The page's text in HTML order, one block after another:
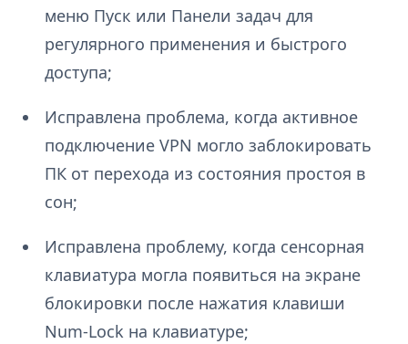
меню Пуск или Панели задач для
регулярного применения и быстрого
доступа;
Исправлена проблема, когда активное
подключение VPN могло заблокировать
ПК от перехода из состояния простоя в
сон;
Исправлена проблему, когда сенсорная
клавиатура могла появиться на экране
блокировки после нажатия клавиши
Num-Lock на клавиатуре;